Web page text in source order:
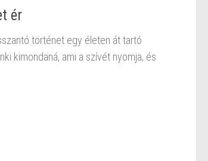
ér
történet egy életen át tartó
kimondaná, ami a szívét nyomja, és